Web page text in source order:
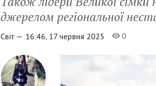
джерелом регіональної
Світ — 16:46, 17 червня 2025 0